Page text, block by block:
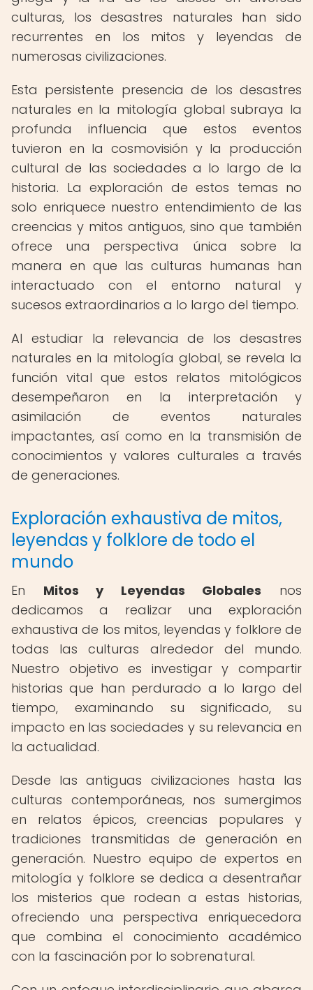
culturas, los desastres naturales han sido
recurrentes en los mitos y leyendas de
numerosas civilizaciones.
Esta persistente presencia de los desastres
naturales en la mitología global subraya la
profunda influencia que estos eventos
tuvieron en la cosmovisión y la producción
cultural de las sociedades a lo largo de la
historia. La exploración de estos temas no
solo enriquece nuestro entendimiento de las
creencias y mitos antiguos, sino que también
ofrece una perspectiva única sobre la
manera en que las culturas humanas han
interactuado con el entorno natural y
sucesos extraordinarios a lo largo del tiempo.
Al estudiar la relevancia de los desastres
naturales en la mitología global, se revela la
función vital que estos relatos mitológicos
desempeñaron en la interpretación y
asimilación de eventos naturales
impactantes, así como en la transmisión de
conocimientos y valores culturales a través
de generaciones.
Exploración exhaustiva de mitos,
leyendas y folklore de todo el
mundo
En Mitos y Leyendas Globales nos
dedicamos a realizar una exploración
exhaustiva de los mitos, leyendas y folklore de
todas las culturas alrededor del mundo.
Nuestro objetivo es investigar y compartir
historias que han perdurado a lo largo del
tiempo, examinando su significado, su
impacto en las sociedades y su relevancia en
la actualidad.
Desde las antiguas civilizaciones hasta las
culturas contemporáneas, nos sumergimos
en relatos épicos, creencias populares y
tradiciones transmitidas de generación en
generación. Nuestro equipo de expertos en
mitología y folklore se dedica a desentrañar
los misterios que rodean a estas historias,
ofreciendo una perspectiva enriquecedora
que combina el conocimiento académico
con la fascinación por lo sobrenatural.